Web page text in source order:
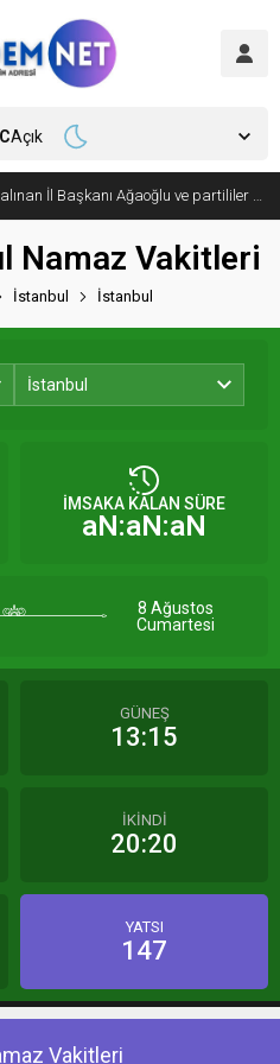
Çankırı’da görevden alınan İl Başkanı Ağaoğlu ve partililer CHP’den istifa edip, Yeni Parti’ye geçti
Açık
Namaz Vakitleri
İstanbul İstanbul
İstanbul
İMSAKA KALAN SÜRE
aN:aN:aN
8 Ağustos
Cumartesi
GÜNEŞ
13:15
İKİNDİ
20:20
YATSI
147
Vakitleri